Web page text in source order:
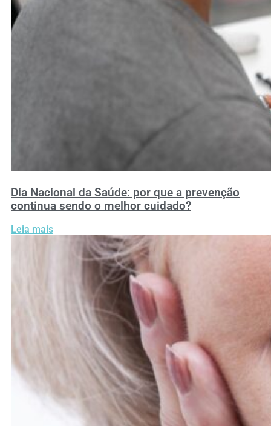
Dia Nacional da Saúde: por que a prevenção
continua sendo o melhor cuidado?
Leia mais